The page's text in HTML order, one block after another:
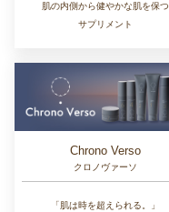
肌の内側から健やかな肌を保つ
サプリメント
Chrono Verso
クロノヴァーソ
「肌は時を超えられる。」